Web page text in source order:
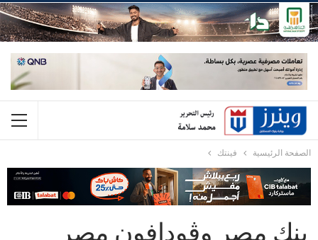
الصفحة الرئيسية فينتك
بنك مصر وڤودافون مصر